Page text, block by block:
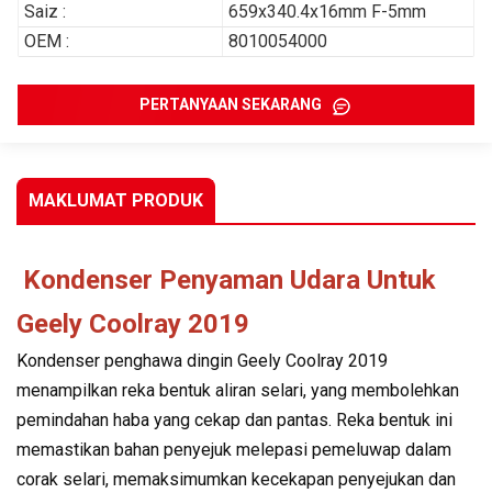
Saiz :
659x340.4x16mm F-5mm
OEM :
8010054000
PERTANYAAN SEKARANG
MAKLUMAT PRODUK
Kondenser Penyaman Udara Untuk
Geely Coolray 2019
Kondenser penghawa dingin Geely Coolray 2019
menampilkan reka bentuk aliran selari, yang membolehkan
pemindahan haba yang cekap dan pantas. Reka bentuk ini
memastikan bahan penyejuk melepasi pemeluwap dalam
corak selari, memaksimumkan kecekapan penyejukan dan